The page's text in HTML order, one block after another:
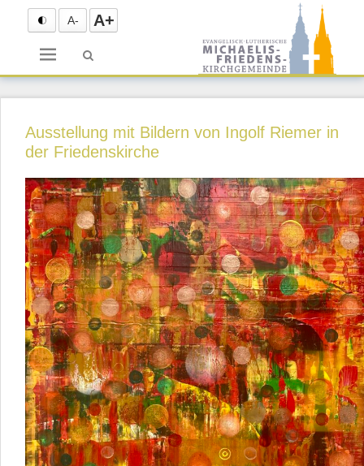
A- A+
Menü
Ausstellung mit Bildern von Ingolf Riemer in
der Friedenskirche